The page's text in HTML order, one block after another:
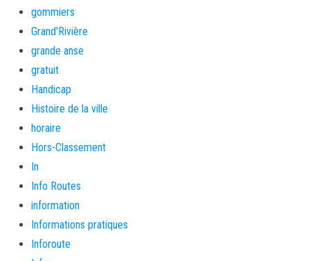
gommiers
Grand'Rivière
grande anse
gratuit
Handicap
Histoire de la ville
horaire
Hors-Classement
In
Info Routes
information
Informations pratiques
Inforoute